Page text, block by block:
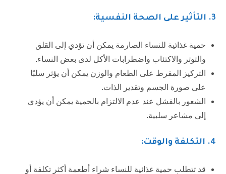
3. التأثير على الصحة النفسية:
حمية غذائية للنساء الصارمة يمكن أن تؤدي إلى القلق
والتوتر والاكتئاب واضطرابات الأكل لدى بعض النساء.
التركيز المفرط على الطعام والوزن يمكن أن يؤثر سلبًا
على صورة الجسم وتقدير الذات.
الشعور بالفشل عند عدم الالتزام بالحمية يمكن أن يؤدي
إلى مشاعر سلبية.
4. التكلفة والوقت:
قد تتطلب حمية غذائية للنساء شراء أطعمة أكثر تكلفة أو